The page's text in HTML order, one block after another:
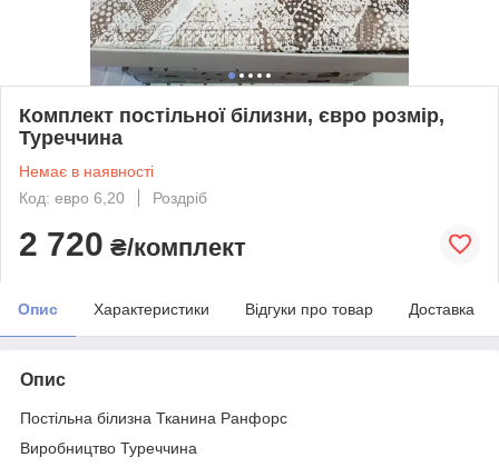
Комплект постільної білизни, євро розмір,
Туреччина
Немає в наявності
Код: евро 6,20
Роздріб
2 720 ₴/комплект
Опис Характеристики Відгуки про товар Доставка
Опис
Постільна білизна Тканина Ранфорс
Виробництво Туреччина